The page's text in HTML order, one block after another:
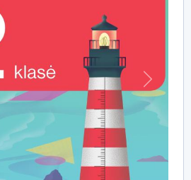
klasė“ mokinio licenciją.
Kitas